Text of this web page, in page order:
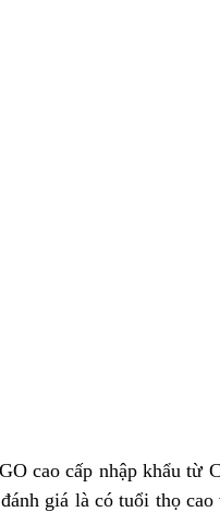
cao cấp nhập khẩu
giá là có tuổi thọ